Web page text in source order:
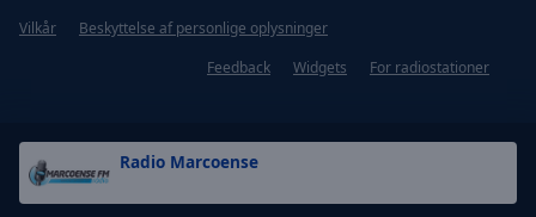
Radio Marcoense
Vilkår
Beskyttelse af personlige oplysninger
Feedback
Widgets For radiostationer